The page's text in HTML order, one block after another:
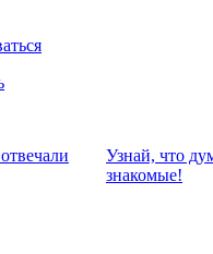
Узнай, что
знакомые!